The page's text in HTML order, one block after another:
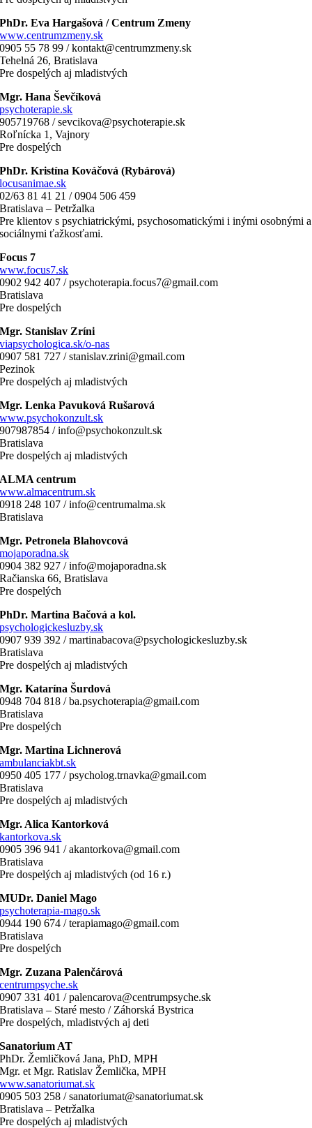
PhDr. Eva Hargašová / Centrum Zmeny
www.centrumzmeny.sk
0905 55 78 99 / kontakt@centrumzmeny.sk
Tehelná 26, Bratislava
Pre dospelých aj mladistvých
Mgr. Hana Ševčíková
psychoterapie.sk
905719768 / sevcikova@psychoterapie.sk
Roľnícka 1, Vajnory
Pre dospelých
PhDr. Kristína Kováčová (Rybárová)
locusanimae.sk
02/63 81 41 21 / 0904 506 459
Bratislava – Petržalka
Pre klientov s psychiatrickými, psychosomatickými i inými osobnými a
sociálnymi ťažkosťami.
Focus 7
www.focus7.sk
0902 942 407 / psychoterapia.focus7@gmail.com
Bratislava
Pre dospelých
Mgr. Stanislav Zríni
viapsychologica.sk/o-nas
0907 581 727 / stanislav.zrini@gmail.com
Pezinok
Pre dospelých aj mladistvých
Mgr. Lenka Pavuková Rušarová
www.psychokonzult.sk
907987854 / info@psychokonzult.sk
Bratislava
Pre dospelých aj mladistvých
ALMA centrum
www.almacentrum.sk
0918 248 107 / info@centrumalma.sk
Bratislava
Mgr. Petronela Blahovcová
mojaporadna.sk
0904 382 927 / info@mojaporadna.sk
Račianska 66, Bratislava
Pre dospelých
PhDr. Martina Bačová a kol.
psychologickesluzby.sk
0907 939 392 / martinabacova@psychologickesluzby.sk
Bratislava
Pre dospelých aj mladistvých
Mgr. Katarína Šurdová
0948 704 818 / ba.psychoterapia@gmail.com
Bratislava
Pre dospelých
Mgr. Martina Lichnerová
ambulanciakbt.sk
0950 405 177 / psycholog.trnavka@gmail.com
Bratislava
Pre dospelých aj mladistvých
Mgr. Alica Kantorková
kantorkova.sk
0905 396 941 / akantorkova@gmail.com
Bratislava
Pre dospelých aj mladistvých (od 16 r.)
MUDr. Daniel Mago
psychoterapia-mago.sk
0944 190 674 / terapiamago@gmail.com
Bratislava
Pre dospelých
Mgr. Zuzana Palenčárová
centrumpsyche.sk
0907 331 401 / palencarova@centrumpsyche.sk
Bratislava – Staré mesto / Záhorská Bystrica
Pre dospelých, mladistvých aj deti
Sanatorium AT
PhDr. Žemličková Jana, PhD, MPH
Mgr. et Mgr. Ratislav Žemlička, MPH
www.sanatoriumat.sk
0905 503 258 / sanatoriumat@sanatoriumat.sk
Bratislava – Petržalka
Pre dospelých aj mladistvých